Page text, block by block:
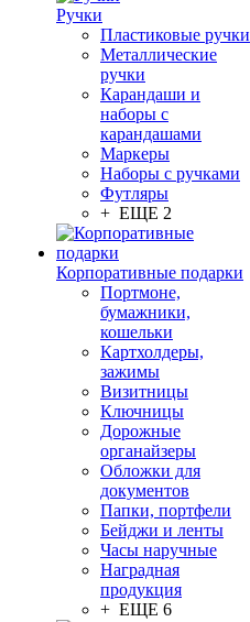
Ручки
Пластиковые ручки
Металлические
ручки
Карандаши и
наборы с
карандашами
Маркеры
Наборы с ручками
Футляры
+ ЕЩЕ 2
Корпоративные подарки
Портмоне,
бумажники,
кошельки
Картхолдеры,
зажимы
Визитницы
Ключницы
Дорожные
органайзеры
Обложки для
документов
Папки, портфели
Бейджи и ленты
Часы наручные
Наградная
продукция
+ ЕЩЕ 6